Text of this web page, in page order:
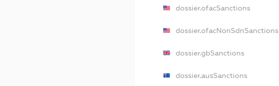
dossier.ofacSanctions
dossier.ofacNonSdnSanctions
dossier.gbSanctions
dossier.ausSanctions